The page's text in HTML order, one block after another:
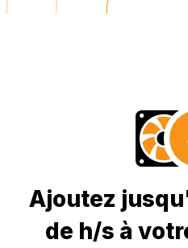
Ajoutez
de h/s à